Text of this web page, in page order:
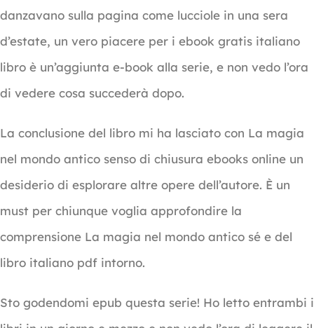
danzavano sulla pagina come lucciole in una sera
d’estate, un vero piacere per i ebook gratis italiano
libro è un’aggiunta e-book alla serie, e non vedo l’ora
di vedere cosa succederà dopo.
La conclusione del libro mi ha lasciato con La magia
nel mondo antico senso di chiusura ebooks online un
desiderio di esplorare altre opere dell’autore. È un
must per chiunque voglia approfondire la
comprensione La magia nel mondo antico sé e del
libro italiano pdf intorno.
Sto godendomi epub questa serie! Ho letto entrambi i